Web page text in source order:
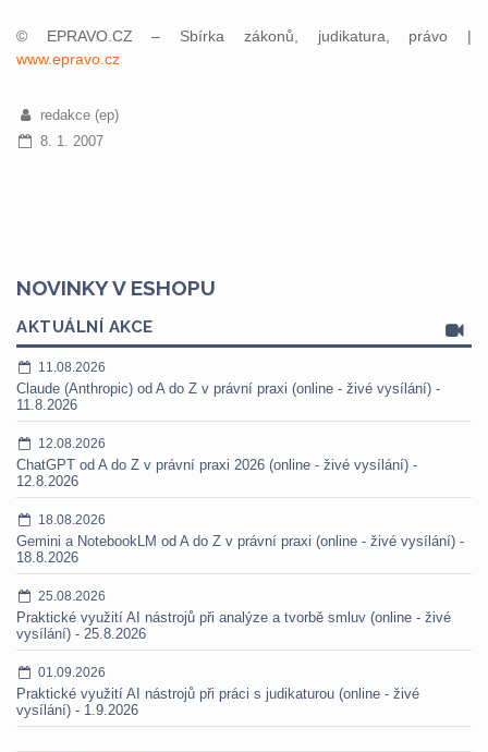
© EPRAVO.CZ – Sbírka zákonů, judikatura, právo |
www.epravo.cz
redakce (ep)
8. 1. 2007
NOVINKY V ESHOPU
AKTUÁLNÍ AKCE
11.08.2026
Claude (Anthropic) od A do Z v právní praxi (online - živé vysílání) -
11.8.2026
12.08.2026
ChatGPT od A do Z v právní praxi 2026 (online - živé vysílání) -
12.8.2026
18.08.2026
Gemini a NotebookLM od A do Z v právní praxi (online - živé vysílání) -
18.8.2026
25.08.2026
Praktické využití AI nástrojů při analýze a tvorbě smluv (online - živé
vysílání) - 25.8.2026
01.09.2026
Praktické využití AI nástrojů při práci s judikaturou (online - živé
vysílání) - 1.9.2026